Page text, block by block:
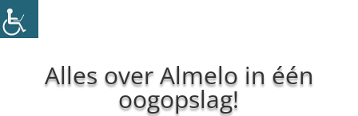
Alles over Almelo in één
oogopslag!